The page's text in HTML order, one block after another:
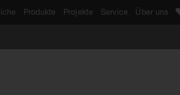
Produkte Projekte Service Über uns